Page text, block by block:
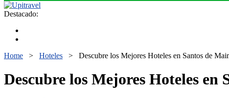
Destacado:
Home > Hoteles > Descubre los Mejores Hoteles en Santos de
Descubre los Mejores Hoteles en